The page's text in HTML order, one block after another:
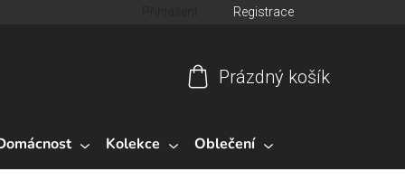
Registrace
košík
Prázdný košík
Kolekce Oblečení